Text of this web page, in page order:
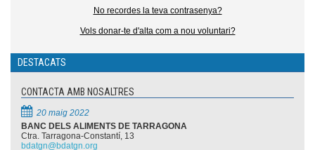
No recordes la teva contrasenya?
Vols donar-te d'alta com a nou voluntari?
DESTACATS
CONTACTA AMB NOSALTRES
20 maig 2022
BANC DELS ALIMENTS DE TARRAGONA
Ctra. Tarragona-Constantí, 13
bdatgn@bdatgn.org